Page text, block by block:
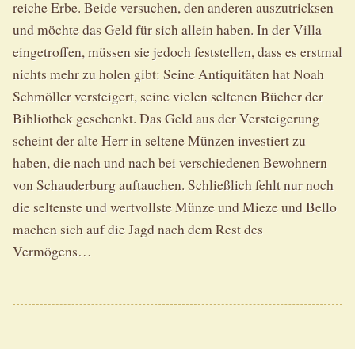
reiche Erbe. Beide versuchen, den anderen auszutricksen
und möchte das Geld für sich allein haben. In der Villa
eingetroffen, müssen sie jedoch feststellen, dass es erstmal
nichts mehr zu holen gibt: Seine Antiquitäten hat Noah
Schmöller versteigert, seine vielen seltenen Bücher der
Bibliothek geschenkt. Das Geld aus der Versteigerung
scheint der alte Herr in seltene Münzen investiert zu
haben, die nach und nach bei verschiedenen Bewohnern
von Schauderburg auftauchen. Schließlich fehlt nur noch
die seltenste und wertvollste Münze und Mieze und Bello
machen sich auf die Jagd nach dem Rest des
Vermögens…